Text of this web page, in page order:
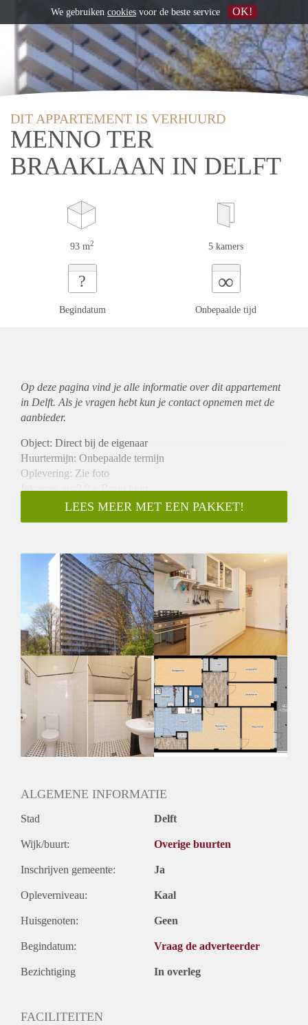
DIT APPARTEMENT IS VERHUURD
MENNO TER
BRAAKLAAN IN DELFT
93 m2 5 kamers
?
Begindatum
∞
Onbepaalde tijd
Op deze pagina vind je alle informatie over ditappartement
in Delft. Als je vragen hebt kun je contact opnemen met de
aanbieder.
Object: Direct bij de eigenaar
Huurtermijn: Onbepaalde termijn
Oplevering: Zie foto
Inkomen eis:2,9 x Bruto huur
Garantiestelling mogelijk: Ja
Borg: 1 Maand
Huisdieren toegestaan: Afhankelijk van de Eigenaar
Huurtoeslag grens: Nee
Geschikt voor studenten: Afhankelijk van de Eigenaar
LEES MEER MET EEN PAKKET!
ALGEMENE INFORMATIE
Stad Delft
Wijk/buurt: Overige buurten
Inschrijven gemeente: Ja
Opleverniveau: Kaal
Huisgenoten: Geen
Begindatum: Vraag de adverteerder
Bezichtiging In overleg
FACILITEITEN
We gebruiken cookies voor de beste service OK!